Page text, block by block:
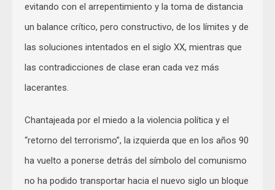
evitando con el arrepentimiento y la toma de distancia
un balance crítico, pero constructivo, de los límites y de
las soluciones intentados en el siglo XX, mientras que
las contradicciones de clase eran cada vez más
lacerantes.
Chantajeada por el miedo a la violencia política y el
“retorno del terrorismo”, la izquierda que en los años 90
ha vuelto a ponerse detrás del símbolo del comunismo
no ha podido transportar hacia el nuevo siglo un bloque